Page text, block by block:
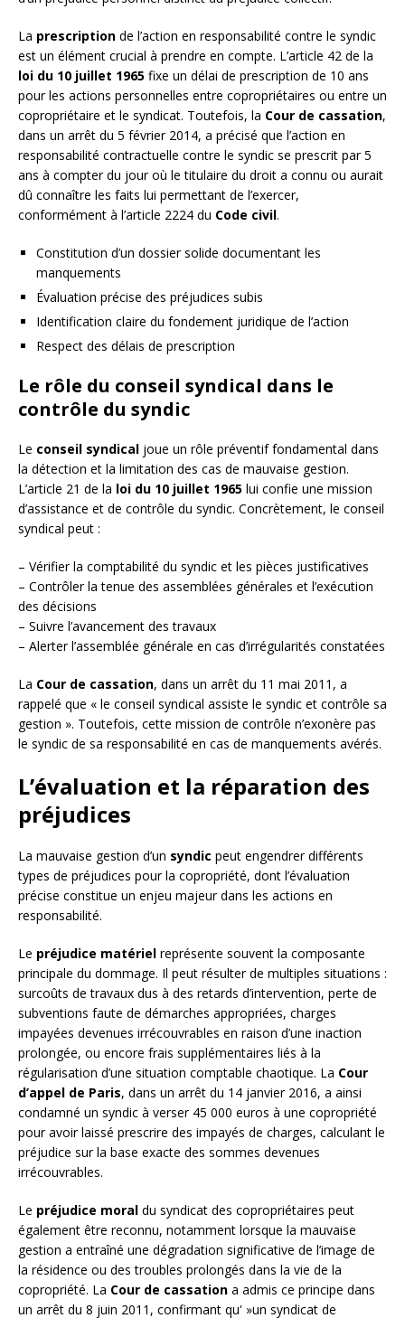
La prescription de l’action en responsabilité contre le syndic
est un élément crucial à prendre en compte. L’article 42 de la
loi du 10 juillet 1965 fixe un délai de prescription de 10 ans
pour les actions personnelles entre copropriétaires ou entre un
copropriétaire et le syndicat. Toutefois, la Cour de cassation,
dans un arrêt du 5 février 2014, a précisé que l’action en
responsabilité contractuelle contre le syndic se prescrit par 5
ans à compter du jour où le titulaire du droit a connu ou aurait
dû connaître les faits lui permettant de l’exercer,
conformément à l’article 2224 du Code civil.
Constitution d’un dossier solide documentant les
manquements
Évaluation précise des préjudices subis
Identification claire du fondement juridique de l’action
Respect des délais de prescription
Le rôle du conseil syndical dans le
contrôle du syndic
Le conseil syndical joue un rôle préventif fondamental dans
la détection et la limitation des cas de mauvaise gestion.
L’article 21 de la loi du 10 juillet 1965 lui confie une mission
d’assistance et de contrôle du syndic. Concrètement, le conseil
syndical peut :
– Vérifier la comptabilité du syndic et les pièces justificatives
– Contrôler la tenue des assemblées générales et l’exécution
des décisions
– Suivre l’avancement des travaux
– Alerter l’assemblée générale en cas d’irrégularités constatées
La Cour de cassation, dans un arrêt du 11 mai 2011, a
rappelé que « le conseil syndical assiste le syndic et contrôle sa
gestion ». Toutefois, cette mission de contrôle n’exonère pas
le syndic de sa responsabilité en cas de manquements avérés.
L’évaluation et la réparation des
préjudices
La mauvaise gestion d’un syndic peut engendrer différents
types de préjudices pour la copropriété, dont l’évaluation
précise constitue un enjeu majeur dans les actions en
responsabilité.
Le préjudice matériel représente souvent la composante
principale du dommage. Il peut résulter de multiples situations :
surcoûts de travaux dus à des retards d’intervention, perte de
subventions faute de démarches appropriées, charges
impayées devenues irrécouvrables en raison d’une inaction
prolongée, ou encore frais supplémentaires liés à la
régularisation d’une situation comptable chaotique. La Cour
d’appel de Paris, dans un arrêt du 14 janvier 2016, a ainsi
condamné un syndic à verser 45 000 euros à une copropriété
pour avoir laissé prescrire des impayés de charges, calculant le
préjudice sur la base exacte des sommes devenues
irrécouvrables.
Le préjudice moral du syndicat des copropriétaires peut
également être reconnu, notamment lorsque la mauvaise
gestion a entraîné une dégradation significative de l’image de
la résidence ou des troubles prolongés dans la vie de la
copropriété. La Cour de cassation a admis ce principe dans
un arrêt du 8 juin 2011, confirmant qu' »un syndicat de